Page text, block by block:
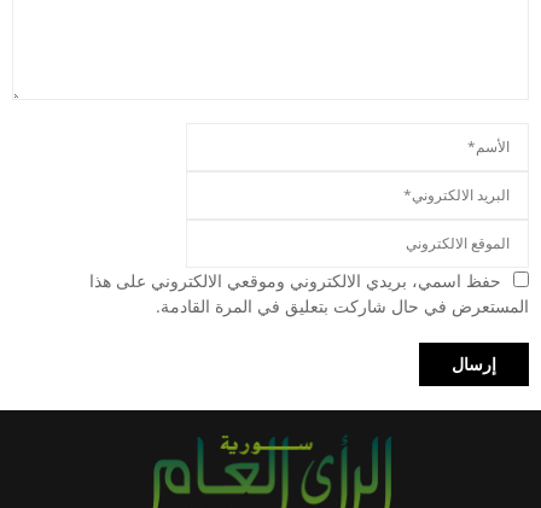
حفظ اسمي، بريدي الالكتروني وموقعي الالكتروني على هذا
المستعرض في حال شاركت بتعليق في المرة القادمة.